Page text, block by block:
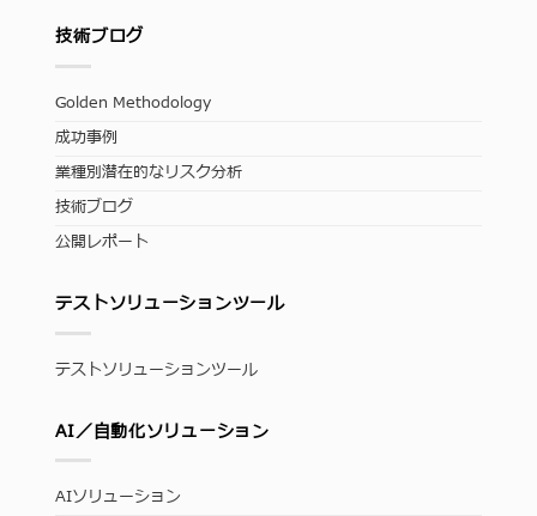
技術ブログ
Golden Methodology
成功事例
業種別潜在的なリスク分析
技術ブログ
公開レポート
テストソリューションツール
テストソリューションツール
AI／自動化ソリューション
AIソリューション